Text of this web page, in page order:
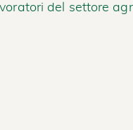
del settore